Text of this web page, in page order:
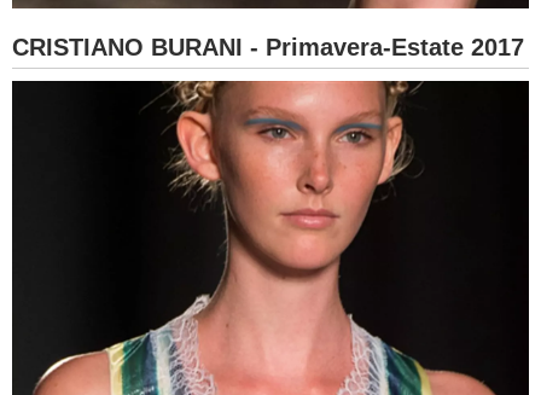
CRISTIANO BURANI - Primavera-Estate 2017